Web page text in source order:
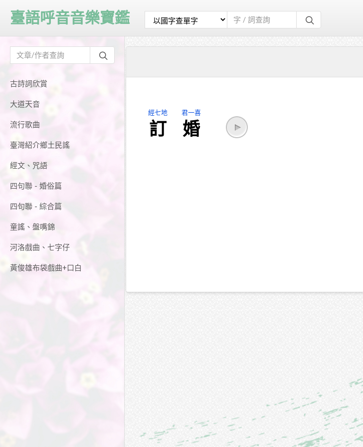
古詩詞欣賞
大道天音
流行歌曲
臺灣紹介鄉土民謠
經文、咒語
四句聯 - 婚俗篇
四句聯 - 綜合篇
童謠、盤嘴錦
河洛戲曲、七字仔
黃俊雄布袋戲曲+口白
臺語呼音音樂寶鑑
經七地
訂
君一喜
婚